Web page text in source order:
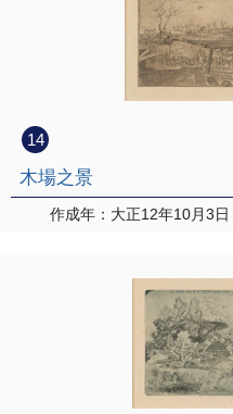
14
木場之景
作成年：大正12年10月3日